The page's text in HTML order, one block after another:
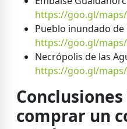
https://goo.gl/maps/
Pueblo inundado
https://goo.gl/maps/
Necrópolis de las
https://goo.gl/maps/
comprar un